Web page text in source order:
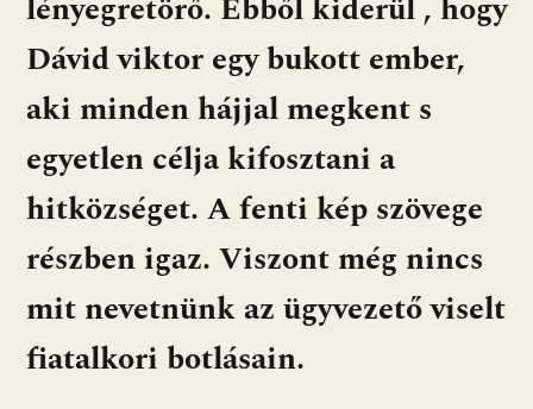
lényegretörő. Ebből kiderül , hogy
Dávid viktor egy bukott ember,
aki minden hájjal megkent s
egyetlen célja kifosztani a
hitközséget. A fenti kép szövege
részben igaz. Viszont még nincs
mit nevetnünk az ügyvezető viselt
fiatalkori botlásain.